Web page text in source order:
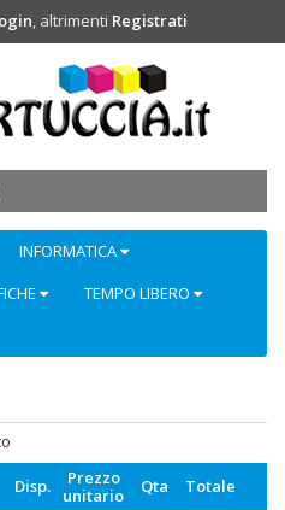
, altrimenti Registrati
INFORMATICA
TEMPO LIBERO
Disp.
Prezzo
unitario
Qta Totale